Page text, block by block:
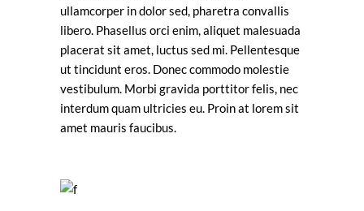
ullamcorper in dolor sed, pharetra convallis
libero. Phasellus orci enim, aliquet malesuada
placerat sit amet, luctus sed mi. Pellentesque
ut tincidunt eros. Donec commodo molestie
vestibulum. Morbi gravida porttitor felis, nec
interdum quam ultricies eu. Proin at lorem sit
amet mauris faucibus.